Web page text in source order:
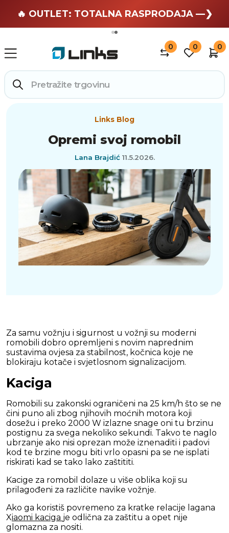
🏄 Zaslužuješ odmor —❯
🔥 OUTLET: TOTALNA RASPRODAJA —❯
0 0 0
Links Blog
Opremi svoj romobil
Lana Brajdić 11.5.2026.
Za samu vožnju i sigurnost u vožnji su moderni
romobili dobro opremljeni s novim naprednim
sustavima ovjesa za stabilnost, kočnica koje ne
blokiraju kotače i svjetlosnom signalizacijom.
Kaciga
Romobili su zakonski ograničeni na 25 km/h što se ne
čini puno ali zbog njihovih moćnih motora koji
dosežu i preko 2000 W izlazne snage oni tu brzinu
postignu za svega nekoliko sekundi. Takvo te naglo
ubrzanje ako nisi oprezan može iznenaditi i padovi
kod te brzine mogu biti vrlo opasni pa se ne isplati
riskirati kad se tako lako zaštititi.
Kacige za romobil dolaze u više oblika koji su
prilagođeni za različite navike vožnje.
Ako ga koristiš povremeno za kratke relacije lagana
Xiaomi kaciga je odlična za zaštitu a opet nije
glomazna za nositi.